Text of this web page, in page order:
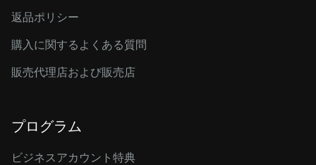
返品ポリシー
購入に関するよくある質問
販売代理店および販売店
プログラム
ビジネスアカウント特典